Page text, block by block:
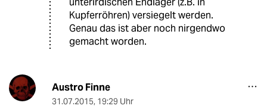
Kupferröhren) versiegelt werden.
Genau das ist aber noch nirgendwo
gemacht worden.
Austro Finne
31.07.2015, 19:29 Uhr